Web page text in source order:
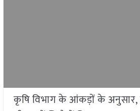
कृषि विभाग के आंकड़ों के अनुसार,